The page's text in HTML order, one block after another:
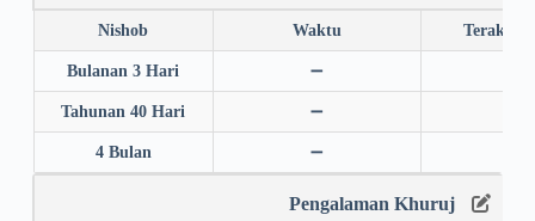
Nishob Waktu Terakhir
Bulanan 3 Hari ➖
Tahunan 40 Hari ➖
4 Bulan ➖
Pengalaman Khuruj